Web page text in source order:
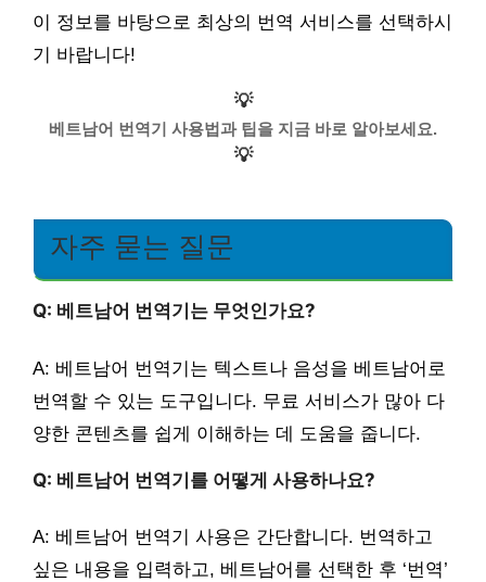
이 정보를 바탕으로 최상의 번역 서비스를 선택하시
기 바랍니다!
💡
베트남어 번역기 사용법과 팁을 지금 바로 알아보세요.
💡
자주 묻는 질문
Q: 베트남어 번역기는 무엇인가요?
A: 베트남어 번역기는 텍스트나 음성을 베트남어로
번역할 수 있는 도구입니다. 무료 서비스가 많아 다
양한 콘텐츠를 쉽게 이해하는 데 도움을 줍니다.
Q: 베트남어 번역기를 어떻게 사용하나요?
A: 베트남어 번역기 사용은 간단합니다. 번역하고
싶은 내용을 입력하고, 베트남어를 선택한 후 ‘번역’